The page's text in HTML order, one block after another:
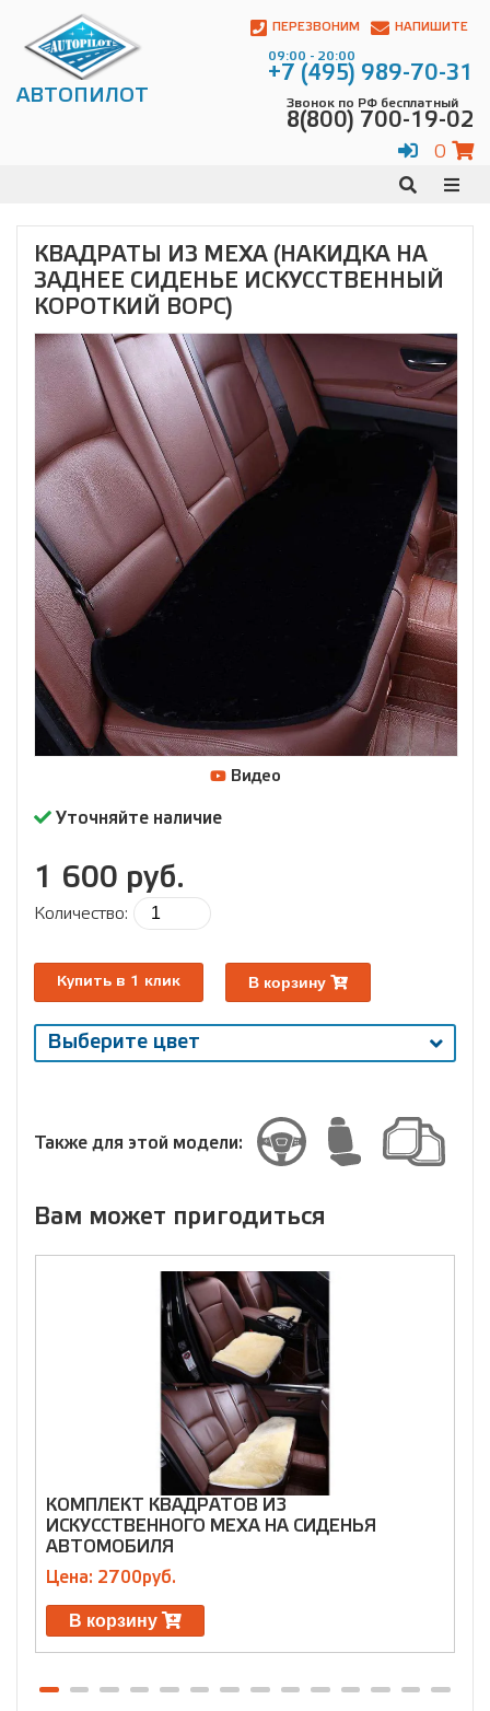
АВТОПИЛОТ
ПЕРЕЗВОНИМ НАПИШИТЕ
09:00 - 20:00
+7 (495) 989-70-31
Звонок по РФ бесплатный
8(800) 700-19-02
0
КВАДРАТЫ ИЗ МЕХА (НАКИДКА НА
ЗАДНЕЕ СИДЕНЬЕ ИСКУССТВЕННЫЙ
КОРОТКИЙ ВОРС)
Уточняйте наличие
1 600 руб.
Количество:
Купить в 1 клик В корзину
Видео
Выберите цвет
Выберите
Также для этой модели:
Вам может пригодиться
КОМПЛЕКТ КВАДРАТОВ ИЗ
ИСКУССТВЕННОГО МЕХА НА СИДЕНЬЯ
АВТОМОБИЛЯ
Цена: 2700руб.
В корзину
Контакты:
Адрес:
Чагинская
700-
Телефон:+7
(495)
Электронная
почта:
info@avtopilot1.ru